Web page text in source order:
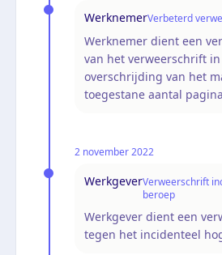
WerknemerVerbeterd
Werknemer dient een
van het verweerschrift
overschrijding van het
toegestane aantal
2 november 2022
WerkgeverVerweerschrift
beroep
Werkgever dient een
tegen het incidenteel